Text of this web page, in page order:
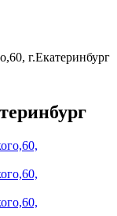
г.Екатеринбург